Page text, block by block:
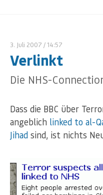
3. Juli 2007 / 14:57
Verlinkt
Die NHS-
Dass die BBC über
angeblich linked to al-
Jihad sind, ist nichts